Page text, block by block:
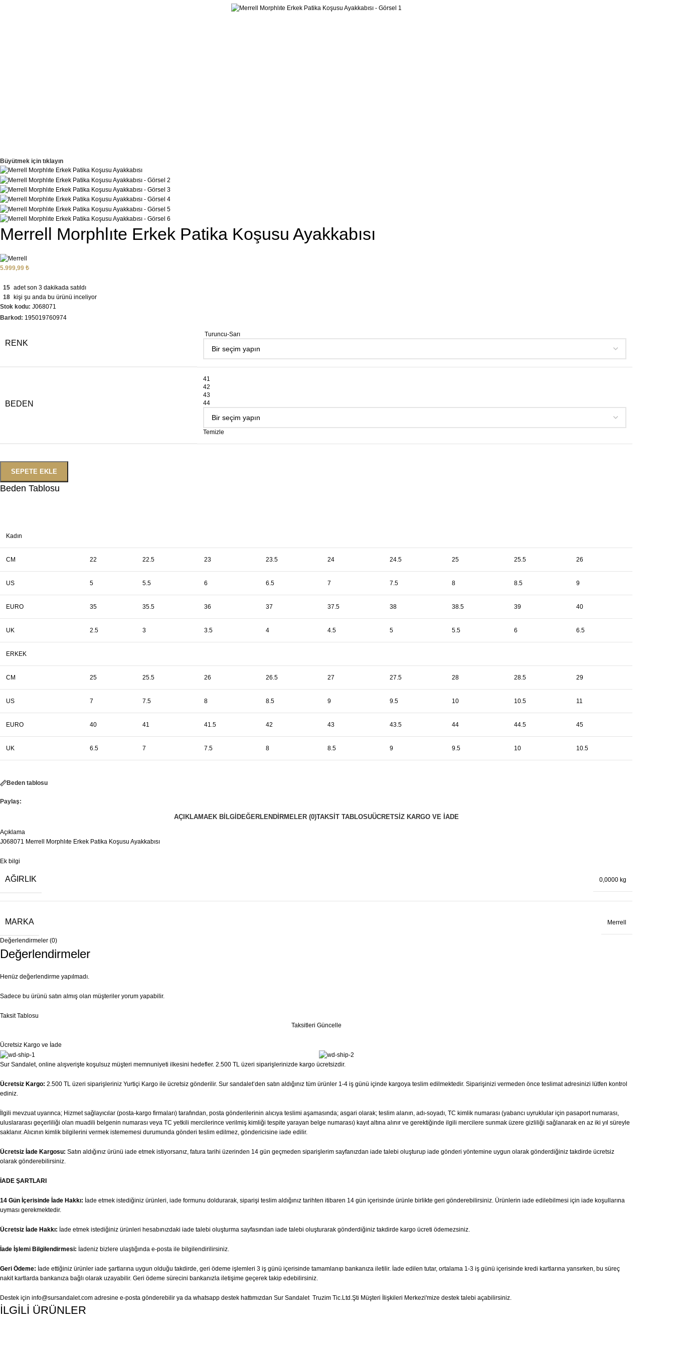
Büyütmek için tıklayın
Merrell Morphlıte Erkek Patika Koşusu Ayakkabısı
5.999,99 ₺
15 adet son 3 dakikada satıldı
18 kişi şu anda bu ürünü inceliyor
Stok kodu: J068071
Barkod: 195019760974
RENK
Turuncu-Sarı
BEDEN
41
42
43
44
Temizle
SEPETE EKLE
Beden Tablosu
Kadın
CM 22 22.5 23 23.5 24 24.5 25 25.5 26
US 5 5.5 6 6.5 7 7.5 8 8.5 9
EURO 35 35.5 36 37 37.5 38 38.5 39 40
UK 2.5 3 3.5 4 4.5 5 5.5 6 6.5
ERKEK
CM 25 25.5 26 26.5 27 27.5 28 28.5 29
US 7 7.5 8 8.5 9 9.5 10 10.5 11
EURO 40 41 41.5 42 43 43.5 44 44.5 45
UK 6.5 7 7.5 8 8.5 9 9.5 10 10.5
Beden tablosu
Paylaş:
AÇIKLAMAEK BILGI DEĞERLENDIRMELER (0)TAKSIT TABLOSUÜCRETSIZ KARGO VE İADE
Açıklama
J068071 Merrell Morphlıte Erkek Patika Koşusu Ayakkabısı
Ek bilgi
AĞIRLIK 0,0000 kg
MARKA Merrell
Değerlendirmeler (0)
Değerlendirmeler
Henüz değerlendirme yapılmadı.
Sadece bu ürünü satın almış olan müşteriler yorum yapabilir.
Taksit Tablosu
Taksitleri Güncelle
Ücretsiz Kargo ve İade
Sur Sandalet, online alışverişte koşulsuz müşteri memnuniyeti ilkesini hedefler. 2.500 TL üzeri siparişlerinizde kargo ücretsizdir.
Ücretsiz Kargo: 2.500 TL üzeri siparişleriniz Yurtiçi Kargo ile ücretsiz gönderilir. Sur sandalet’den satın aldığınız tüm ürünler 1-4 iş günü içinde kargoya teslim edilmektedir. Siparişinizi vermeden önce teslimat adresinizi lütfen kontrol
ediniz.
İlgili mevzuat uyarınca; Hizmet sağlayıcılar (posta-kargo firmaları) tarafından, posta gönderilerinin alıcıya teslimi aşamasında; asgari olarak; teslim alanın, adı-soyadı, TC kimlik numarası (yabancı uyruklular için pasaport numarası,
uluslararası geçerliliği olan muadili belgenin numarası veya TC yetkili mercilerince verilmiş kimliği tespite yarayan belge numarası) kayıt altına alınır ve gerektiğinde ilgili mercilere sunmak üzere gizliliği sağlanarak en az iki yıl süreyle
saklanır. Alıcının kimlik bilgilerini vermek istememesi durumunda gönderi teslim edilmez, göndericisine iade edilir.
Ücretsiz İade Kargosu: Satın aldığınız ürünü iade etmek istiyorsanız, fatura tarihi üzerinden 14 gün geçmeden siparişlerim sayfanızdan iade talebi oluşturup iade gönderi yöntemine uygun olarak gönderdiğiniz takdirde ücretsiz
olarak gönderebilirsiniz.
İADE ŞARTLARI
14 Gün İçerisinde İade Hakkı: İade etmek istediğiniz ürünleri, iade formunu doldurarak, siparişi teslim aldığınız tarihten itibaren 14 gün içerisinde ürünle birlikte geri gönderebilirsiniz. Ürünlerin iade edilebilmesi için iade koşullarına
uyması gerekmektedir.
Ücretsiz İade Hakkı: İade etmek istediğiniz ürünleri hesabınızdaki iade talebi oluşturma sayfasından iade talebi oluşturarak gönderdiğiniz takdirde kargo ücreti ödemezsiniz.
İade İşlemi Bilgilendirmesi: İadeniz bizlere ulaştığında e-posta ile bilgilendirilirsiniz.
Geri Ödeme: İade ettiğiniz ürünler iade şartlarına uygun olduğu takdirde, geri ödeme işlemleri 3 iş günü içerisinde tamamlanıp bankanıza iletilir. İade edilen tutar, ortalama 1-3 iş günü içerisinde kredi kartlarına yansırken, bu süreç
nakit kartlarda bankanıza bağlı olarak uzayabilir. Geri ödeme sürecini bankanızla iletişime geçerek takip edebilirsiniz.
Destek için info@sursandalet.com adresine e-posta gönderebilir ya da whatsapp destek hattımızdan Sur Sandalet Truzim Tic.Ltd.Şti Müşteri İlişkileri Merkezi'mize destek talebi açabilirsiniz.
İLGİLİ ÜRÜNLER